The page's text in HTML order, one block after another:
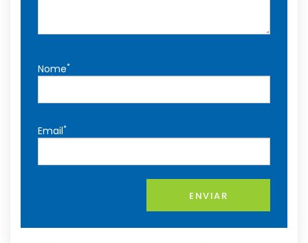
Nome*
Email*
ENVIAR